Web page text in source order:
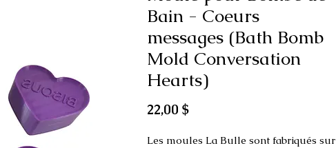
Bain - Coeurs
messages (Bath Bomb
Mold Conversation
Hearts)
22,00 $Prix
Les moules La Bulle sont fabriqués sur